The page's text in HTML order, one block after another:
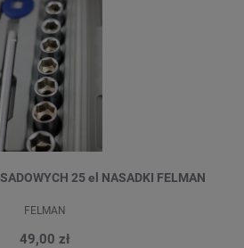
25 el NASADKI FELMAN
FELMAN
49,00 zł